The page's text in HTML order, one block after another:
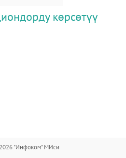
көрсөтүү
"Инфоком" МИси